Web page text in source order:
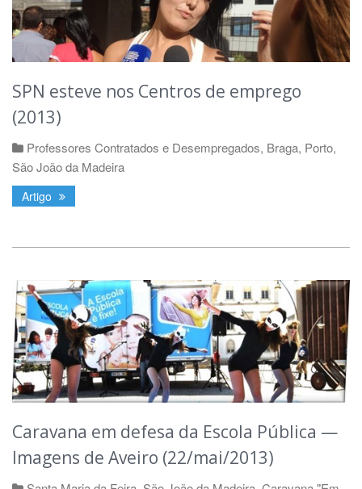
SPN esteve nos Centros de emprego
(2013)
Professores Contratados e Desempregados, Braga, Porto,
São João da Madeira
Artigo
Caravana em defesa da Escola Pública —
Imagens de Aveiro (22/mai/2013)